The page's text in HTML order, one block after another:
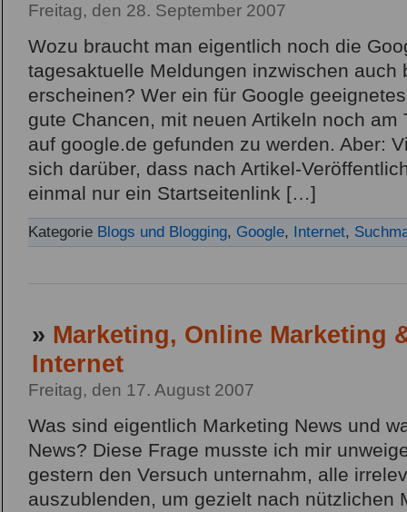
Freitag, den 28. September 2007
Wozu braucht man eigentlich noch die
tagesaktuelle Meldungen inzwischen auch
erscheinen? Wer ein für Google
gute Chancen, mit neuen Artikeln noch am
auf google.de gefunden zu werden. Aber:
sich darüber, dass nach Artikel-
einmal nur ein Startseitenlink […]
Kategorie Blogs und Blogging, Google, Internet,
» Marketing, Online Marketing
Internet
Freitag, den 17. August 2007
Was sind eigentlich Marketing News und
News? Diese Frage musste ich mir
gestern den Versuch unternahm, alle
auszublenden, um gezielt nach nützlichen